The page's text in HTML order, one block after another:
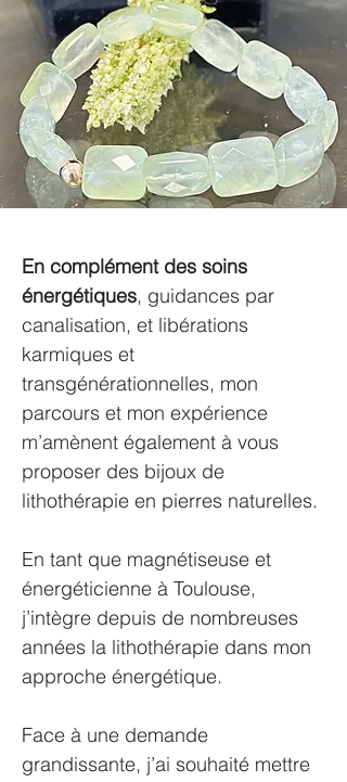
En complément des soins
énergétiques, guidances par
canalisation, et libérations
karmiques et
transgénérationnelles, mon
parcours et mon expérience
m’amènent également à vous
proposer des bijoux de
lithothérapie en pierres naturelles.
En tant que magnétiseuse et
énergéticienne à Toulouse,
j’intègre depuis de nombreuses
années la lithothérapie dans mon
approche énergétique.
Face à une demande
grandissante, j’ai souhaité mettre